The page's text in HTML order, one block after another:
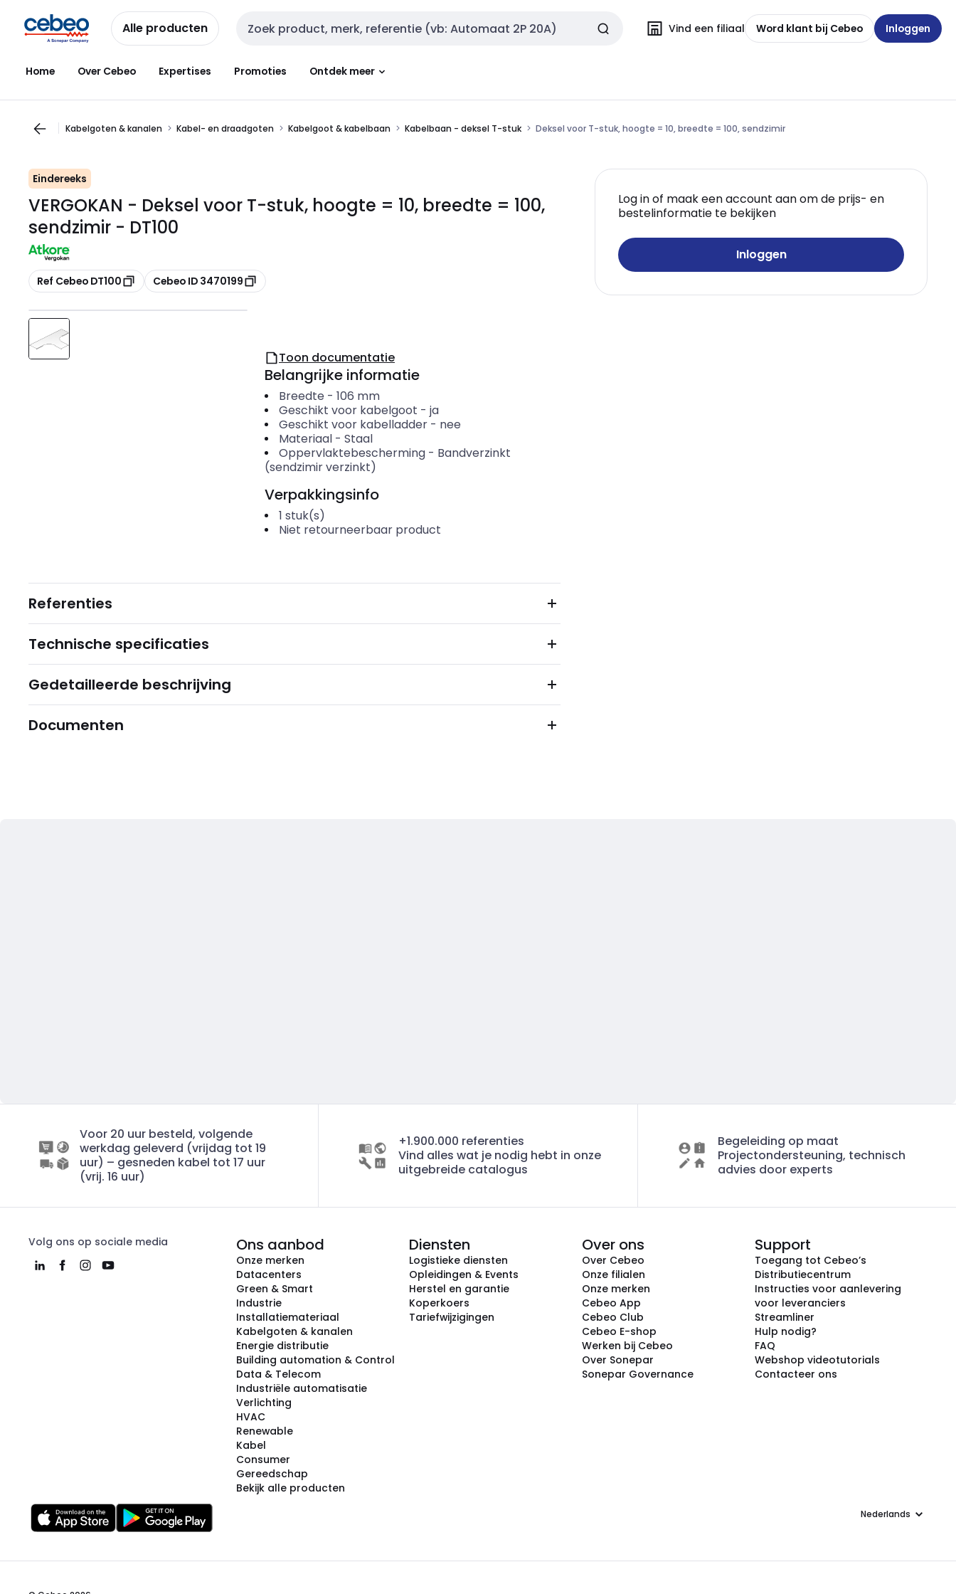
naar
navigatie
naar
inhoud
Alle producten Zoekveld invoer Vind een filiaal Word klant bij Cebeo Inloggen
Home Over Cebeo Expertises Promoties Ontdek meer
Kabelgoten & kanalen Kabel- en draadgoten Kabelgoot & kabelbaan Kabelbaan - deksel T-stuk Deksel voor T-stuk, hoogte = 10, breedte = 100, sendzimir
Eindereeks
VERGOKAN - Deksel voor T-stuk, hoogte = 10, breedte = 100,
sendzimir - DT100
Kopiëren
Ref Cebeo DT100 Kopiëren
Cebeo ID 3470199
Log in of maak een account aan om de prijs- en
bestelinformatie te bekijken
Inloggen
Toon documentatie
Belangrijke informatie
Breedte - 106 mm
Geschikt voor kabelgoot - ja
Geschikt voor kabelladder- nee
Materiaal- Staal
Oppervlaktebescherming- Bandverzinkt
(sendzimir verzinkt)
Verpakkingsinfo
1 stuk(s)
Niet retourneerbaar product
Referenties
Technische specificaties
Gedetailleerde beschrijving
Documenten
Voor 20 uur besteld, volgende
werkdag geleverd (vrijdag tot 19
uur) – gesneden kabel tot 17 uur
(vrij. 16 uur)
+1.900.000 referenties
Vind alles wat je nodig hebt in onze
uitgebreide catalogus
Begeleiding op maat
Projectondersteuning, technisch
advies door experts
Volg ons op sociale media Ons aanbod
Onze merken
Datacenters
Green & Smart
Industrie
Installatiemateriaal
Kabelgoten & kanalen
Energie distributie
Building automation & Control
Data & Telecom
Industriële automatisatie
Verlichting
HVAC
Renewable
Kabel
Consumer
Gereedschap
Bekijk alle producten
Diensten
Logistieke diensten
Opleidingen & Events
Herstel en garantie
Koperkoers
Tariefwijzigingen
Over ons
Over Cebeo
Onze filialen
Onze merken
Cebeo App
Cebeo Club
Cebeo E-shop
Werken bij Cebeo
Over Sonepar
Sonepar Governance
Support
Toegang tot Cebeo’s
Distributiecentrum
Instructies voor aanlevering
voor leveranciers
Streamliner
Hulp nodig?
FAQ
Webshop videotutorials
Contacteer ons
Taal